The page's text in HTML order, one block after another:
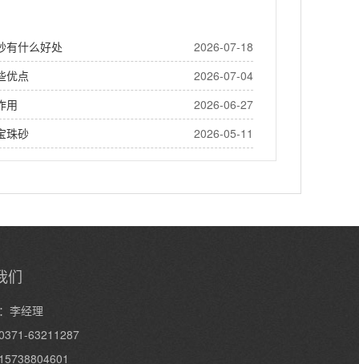
2026-07-18
有什么好处
2026-07-04
优点
2026-06-27
用
2026-05-11
珠砂
们
李经理
63211287